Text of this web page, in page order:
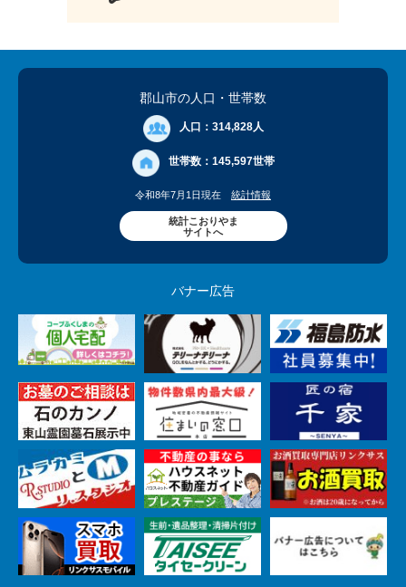
郡山市の人口 ・世帯数
人口： 314,828人
世帯数： 145,597世帯
令和8年7月1日現在 統計情報
統計こおりやま
サイトへ
バナー広告